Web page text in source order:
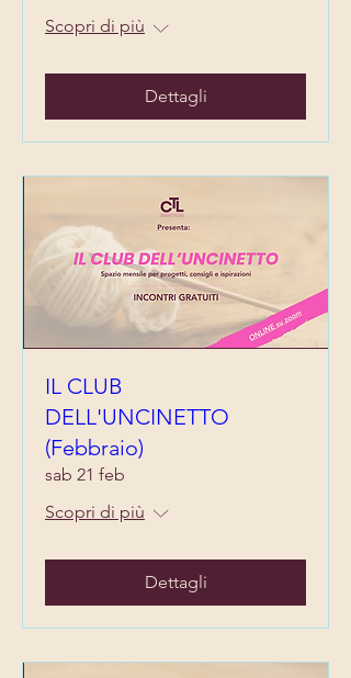
Scopri di più
Dettagli
IL CLUB
DELL'UNCINETTO
(Febbraio)
sab 21 feb
Scopri di più
Dettagli